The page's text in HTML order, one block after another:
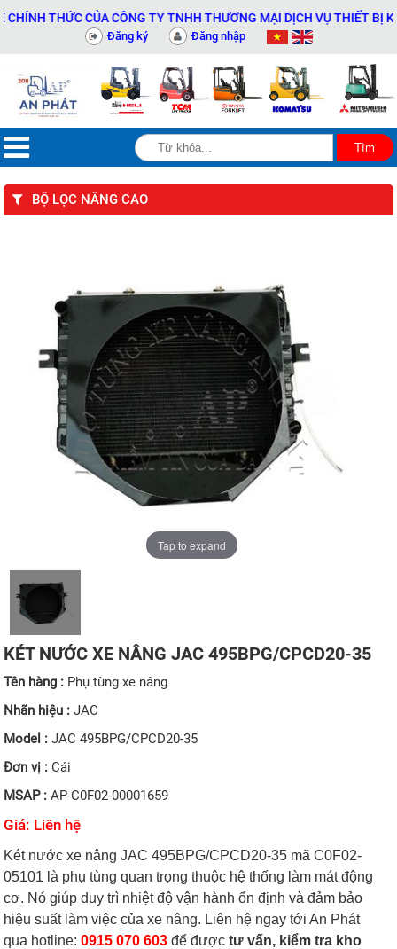
THỨC CỦA CÔNG TY TNHH THƯƠNG MẠI DỊCH VỤ THIẾT BỊ KỸ
Đăng ký Đăng nhập
BỘ LỌC NÂNG CAO
Tap to expand
KÉT NƯỚC XE NÂNG JAC 495BPG/CPCD20-35
Tên hàng : Phụ tùng xe nâng
Nhãn hiệu :JAC
Model :JAC 495BPG/CPCD20-35
Đơn vị :Cái
MSAP :AP-C0F02-00001659
Giá: Liên hệ
Két nước xe nâng JAC 495BPG/CPCD20-35 mã C0F02-
05101 là phụ tùng quan trọng thuộc hệ thống làm mát động
cơ. Nó giúp duy trì nhiệt độ vận hành ổn định và đảm bảo
hiệu suất làm việc của xe nâng. Liên hệ ngay tới An Phát
qua hotline:0915 070 603 để đượctư vấn, kiểm tra kho